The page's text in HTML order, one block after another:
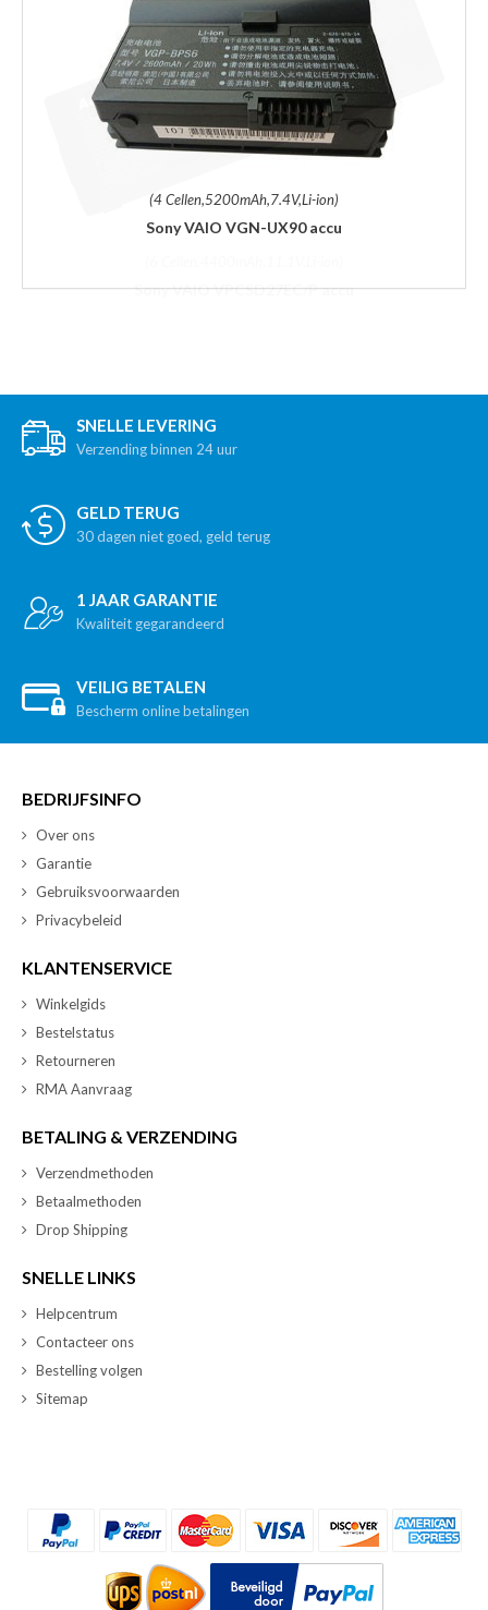
(4 Cellen,5200mAh,7.4V,Li-ion)
Sony VAIO VGN-UX90 accu
SNELLE LEVERING
Verzending binnen 24 uur
GELD TERUG
30 dagen niet goed, geld terug
1 JAAR GARANTIE
Kwaliteit gegarandeerd
VEILIG BETALEN
Bescherm online betalingen
BEDRIJFSINFO
Over ons
Garantie
Gebruiksvoorwaarden
Privacybeleid
KLANTENSERVICE
Winkelgids
Bestelstatus
Retourneren
RMA Aanvraag
BETALING & VERZENDING
Verzendmethoden
Betaalmethoden
Drop Shipping
SNELLE LINKS
Helpcentrum
Contacteer ons
Bestelling volgen
Sitemap